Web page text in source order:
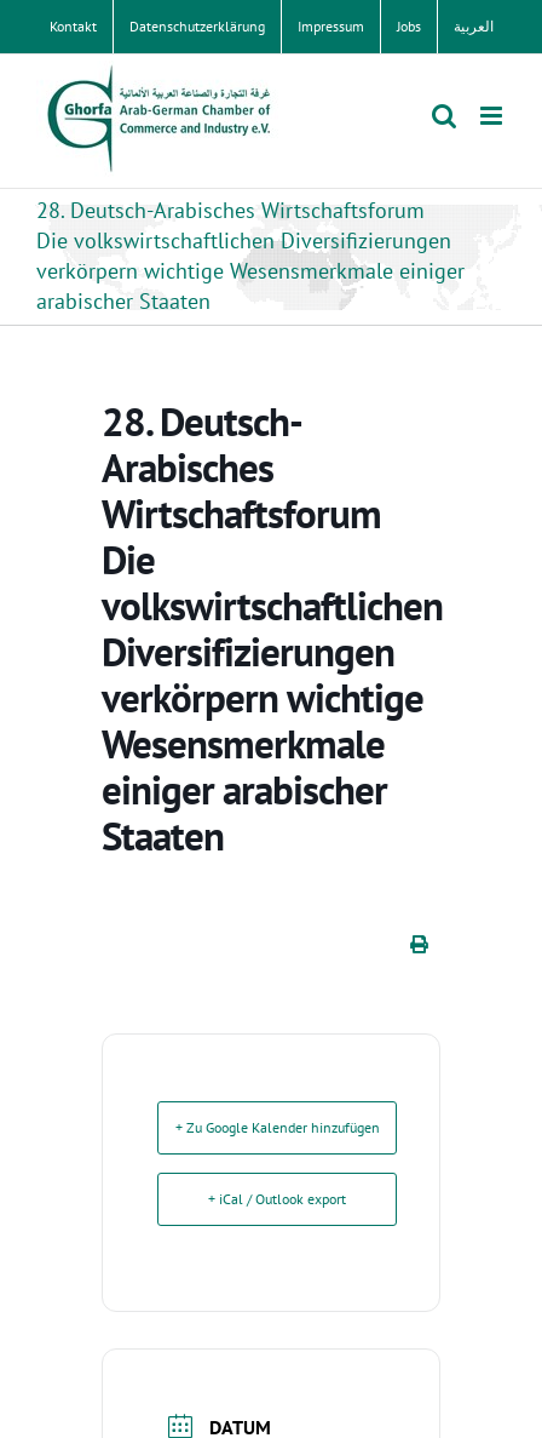
Kontakt Datenschutzerklärung Impressum Jobs العربية
28. Deutsch-Arabisches Wirtschaftsforum
Die volkswirtschaftlichen Diversifizierungen
verkörpern wichtige Wesensmerkmale einiger
arabischer Staaten
28. Deutsch-
Arabisches
Wirtschaftsforum
Die
volkswirtschaftlichen
Diversifizierungen
verkörpern wichtige
Wesensmerkmale
einiger arabischer
Staaten
+ Zu Google Kalender hinzufügen
+ iCal / Outlook export
DATUM